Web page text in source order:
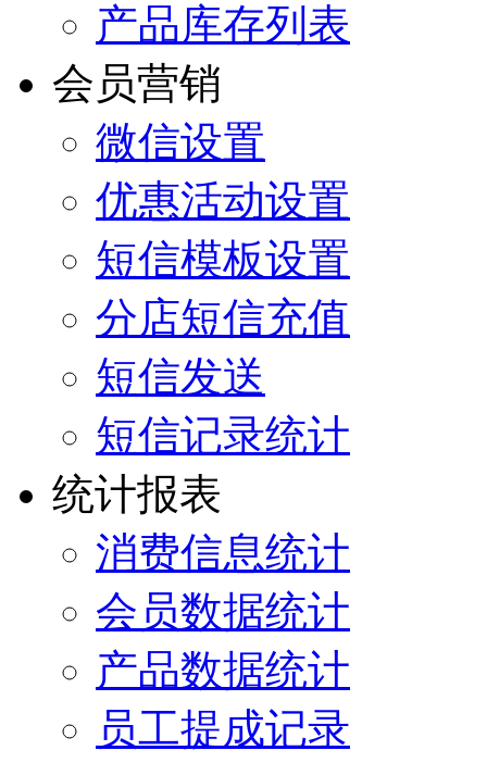
产品库存列表
会员营销
微信设置
优惠活动设置
短信模板设置
分店短信充值
短信发送
短信记录统计
统计报表
消费信息统计
会员数据统计
产品数据统计
员工提成记录